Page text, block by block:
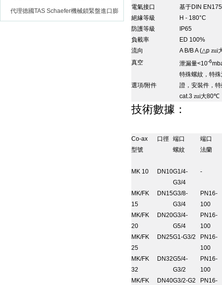
代理德國TAS Schaefer機械鎖緊盤進口膨
電氣接口
基于DIN
絕緣等級
H - 180°C
防護等級
IP65
負載率
ED 100%
流向
A B/B A (△p zui
真空
泄漏量<10-6
選項/附件
特殊螺紋，特
證，安裝件，
cat.3 zui大80℃
技術數據：
Co-ax
型號
口徑 端口
螺紋
端口
法蘭
MK 10 DN10G1/4-
G3/4
-
MK/FK
15
DN15G3/8-
G3/4
PN16-
100
MK/FK
20
DN20G3/4-
G5/4
PN16-
100
MK/FK
25
DN25G1-G3/2
PN16-
100
MK/FK
32
DN32G5/4-
G3/2
PN16-
100
MK/FK
DN40G3/2-G2
PN16-